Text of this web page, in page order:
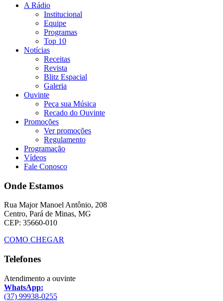
A Rádio
Institucional
Equipe
Programas
Top 10
Notícias
Receitas
Revista
Blitz Espacial
Galeria
Ouvinte
Peça sua Música
Recado do Ouvinte
Promoções
Ver promoções
Regulamento
Programação
Vídeos
Fale Conosco
Onde Estamos
Rua Major Manoel Antônio, 208
Centro, Pará de Minas, MG
CEP: 35660-010
COMO CHEGAR
Telefones
Atendimento a ouvinte
WhatsApp:
(37) 99938-0255